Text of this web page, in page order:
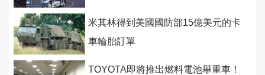
米其林得到美國國防部15億美元的卡
車輪胎訂單
TOYOTA即將推出燃料電池舉重車！